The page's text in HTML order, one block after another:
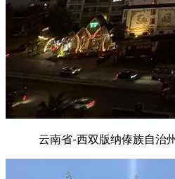
云南省-西双版纳傣族自治